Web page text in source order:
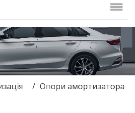
Опори амортизатора